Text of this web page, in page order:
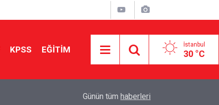
KPSS EĞİTİM İstanbul
30 °C
Yönlendiriyor?
Günün tüm haberleri